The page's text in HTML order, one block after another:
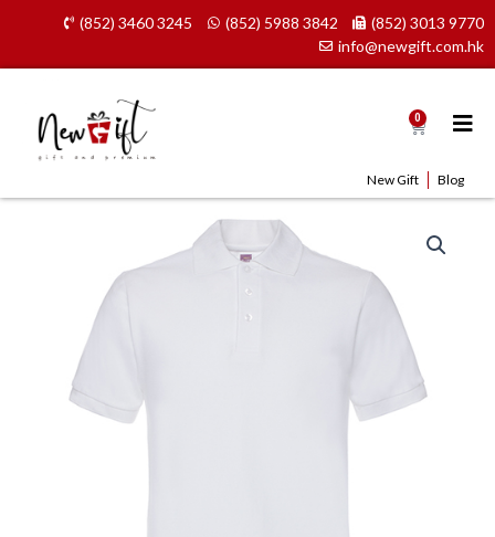
content
(852) 3460 3245 (852) 5988 3842
(852) 3013 9770
info@newgift.com.hk
0 Cart
New Gift Blog